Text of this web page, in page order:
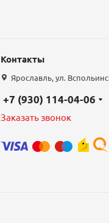
Контакты
Ярославль, ул.
+7 (930) 114-04-06
Заказать звонок